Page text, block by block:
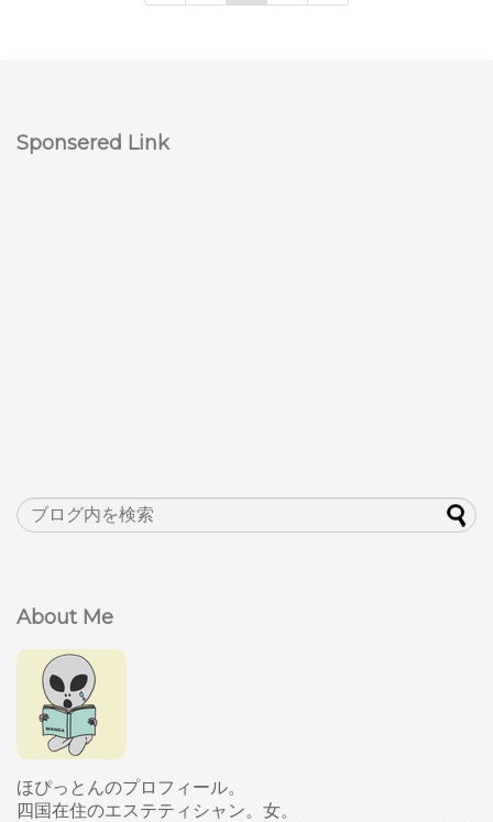
Sponsered Link
About Me
ほぴっとんのプロフィール。
四国在住のエステティシャン。女。